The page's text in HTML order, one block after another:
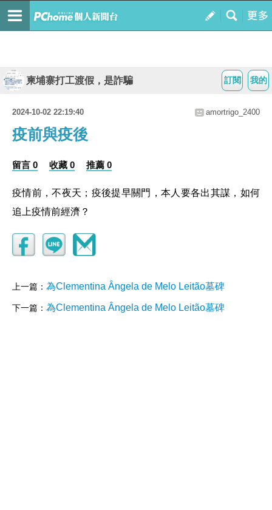
我的
訂閱
柬埔寨打工渡假，是詐騙
2024-10-02 22:19:40 amortrigo_2400
疫前與疫後
留言 0 收藏 0 推薦 0
疫情前，不夜天；疫後提早關門，本人要各出其謀，如何
追上疫情前經濟？
上一篇： 為Clementina Ângela de Melo Leitão墓碑
下一篇： 為Clementina Ângela de Melo Leitão墓碑